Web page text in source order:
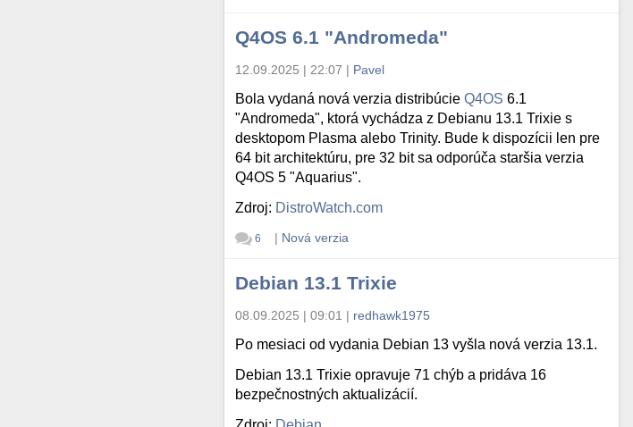
Q4OS 6.1 "Andromeda"
12.09.2025 | 22:07 | Pavel
Bola vydaná nová verzia distribúcieQ4OS 6.1
"Andromeda", ktorá vychádza z Debianu 13.1 Trixie s
desktopom Plasma alebo Trinity. Bude k dispozícii len pre
64 bit architektúru, pre 32 bit sa odporúča staršia verzia
Q4OS 5 "Aquarius".
Zdroj: DistroWatch.com
6 | Nová verzia
Debian 13.1 Trixie
08.09.2025 | 09:01 | redhawk1975
Po mesiaci od vydania Debian 13 vyšla nová verzia 13.1.
Debian 13.1 Trixie opravuje 71 chýb a pridáva 16
bezpečnostných aktualizácií.